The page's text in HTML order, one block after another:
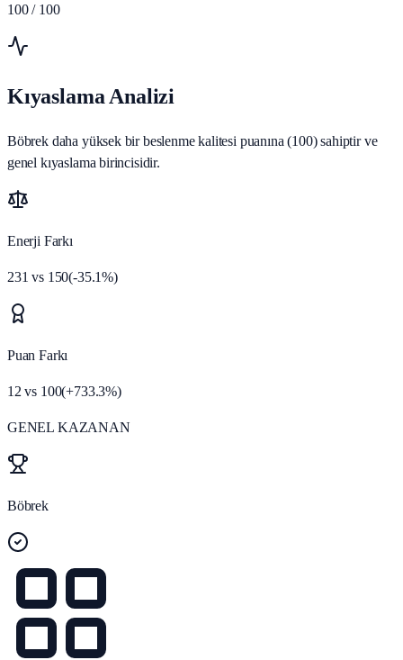
100 / 100
Kıyaslama Analizi
Böbrek daha yüksek bir beslenme kalitesi puanına (100) sahiptir ve
genel kıyaslama birincisidir.
Enerji Farkı
231 vs 150(-35.1%)
Puan Farkı
12 vs 100(+733.3%)
GENEL KAZANAN
Böbrek